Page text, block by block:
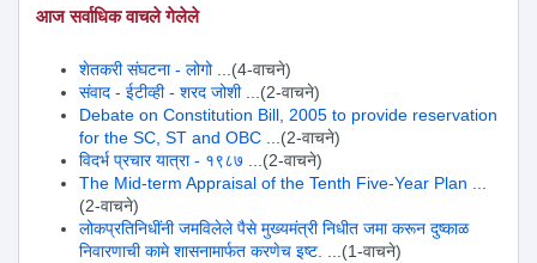
आज सर्वाधिक वाचले गेलेले
शेतकरी संघटना - लोगो ...(4-वाचने)
संवाद - ईटीव्ही - शरद जोशी ...(2-वाचने)
Debate on Constitution Bill, 2005 to provide reservation
for the SC, ST and OBC ...(2-वाचने)
विदर्भ प्रचार यात्रा - १९८७ ...(2-वाचने)
The Mid-term Appraisal of the Tenth Five-Year Plan ...
(2-वाचने)
लोकप्रतिनिधींनी जमविलेले पैसे मुख्यमंत्री निधीत जमा करून दुष्काळ
निवारणाची कामे शासनामार्फत करणेच इष्ट. ...(1-वाचने)